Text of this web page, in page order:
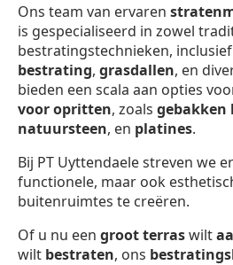
Ons team van ervaren
is gespecialiseerd in zowel
bestratingstechnieken, inclusief
bestrating, grasdallen, en
bieden een scala aan opties
voor opritten, zoals gebakken
natuursteen, en platines.
Bij PT Uyttendaele streven we
functionele, maar ook
buitenruimtes te creëren.
Of u nu een groot terraswilt
wilt bestraten, ons